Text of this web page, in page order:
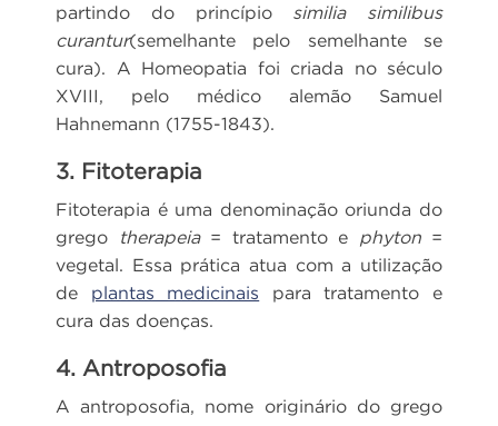
partindo do princípio similia similibus
curantur(semelhante pelo semelhante se
cura). A Homeopatia foi criada no século
XVIII, pelo médico alemão Samuel
Hahnemann (1755-1843).
3. Fitoterapia
Fitoterapia é uma denominação oriunda do
grego
therapeia= tratamento e phyton=
vegetal. Essa prática atua com a utilização
de plantas medicinais para tratamento e
cura das doenças.
4. Antroposofia
A antroposofia, nome originário do grego